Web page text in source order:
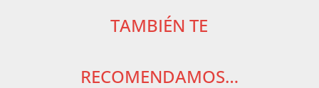
TAMBIÉN TE
RECOMENDAMOS…